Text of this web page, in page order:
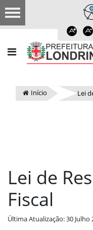
Início Lei
Lei de
Fiscal
Última Atualização: 30 Julho